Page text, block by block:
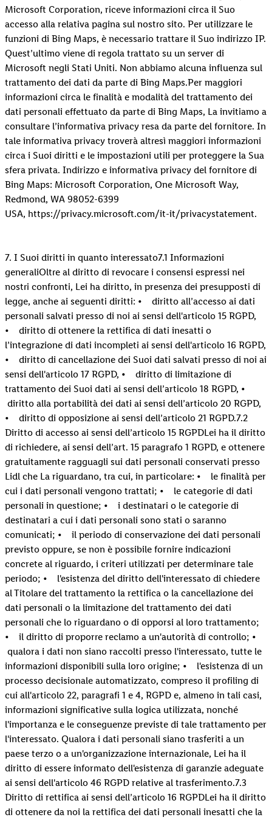
Microsoft Corporation, riceve informazioni circa il Suo
accesso alla relativa pagina sul nostro sito. Per utilizzare le
funzioni di Bing Maps, è necessario trattare il Suo indirizzo IP.
Quest’ultimo viene di regola trattato su un server di
Microsoft negli Stati Uniti. Non abbiamo alcuna influenza sul
trattamento dei dati da parte di Bing Maps.Per maggiori
informazioni circa le finalità e modalità del trattamento dei
dati personali effettuato da parte di Bing Maps, La invitiamo a
consultare l’informativa privacy resa da parte del fornitore. In
tale informativa privacy troverà altresì maggiori informazioni
circa i Suoi diritti e le impostazioni utili per proteggere la Sua
sfera privata. Indirizzo e informativa privacy del fornitore di
Bing Maps: Microsoft Corporation, One Microsoft Way,
Redmond, WA 98052-6399
USA, https://privacy.microsoft.com/it-it/privacystatement.
7. I Suoi diritti in quanto interessato7.1 Informazioni
generaliOltre al diritto di revocare i consensi espressi nei
nostri confronti, Lei ha diritto, in presenza dei presupposti di
legge, anche ai seguenti diritti: • diritto all’accesso ai dati
personali salvati presso di noi ai sensi dell'articolo 15 RGPD,
• diritto di ottenere la rettifica di dati inesatti o
l’integrazione di dati incompleti ai sensi dell'articolo 16 RGPD,
• diritto di cancellazione dei Suoi dati salvati presso di noi ai
sensi dell'articolo 17 RGPD, • diritto di limitazione di
trattamento dei Suoi dati ai sensi dell’articolo 18 RGPD, •
diritto alla portabilità dei dati ai sensi dell’articolo 20 RGPD,
• diritto di opposizione ai sensi dell’articolo 21 RGPD.7.2
Diritto di accesso ai sensi dell’articolo 15 RGPDLei ha il diritto
di richiedere, ai sensi dell’art. 15 paragrafo 1 RGPD, e ottenere
gratuitamente ragguagli sui dati personali conservati presso
Lidl che La riguardano, tra cui, in particolare: • le finalità per
cui i dati personali vengono trattati; • le categorie di dati
personali in questione; • i destinatari o le categorie di
destinatari a cui i dati personali sono stati o saranno
comunicati; • il periodo di conservazione dei dati personali
previsto oppure, se non è possibile fornire indicazioni
concrete al riguardo, i criteri utilizzati per determinare tale
periodo; • l'esistenza del diritto dell'interessato di chiedere
al Titolare del trattamento la rettifica o la cancellazione dei
dati personali o la limitazione del trattamento dei dati
personali che lo riguardano o di opporsi al loro trattamento;
• il diritto di proporre reclamo a un'autorità di controllo; •
qualora i dati non siano raccolti presso l'interessato, tutte le
informazioni disponibili sulla loro origine; • l'esistenza di un
processo decisionale automatizzato, compreso il profiling di
cui all'articolo 22, paragrafi 1 e 4, RGPD e, almeno in tali casi,
informazioni significative sulla logica utilizzata, nonché
l'importanza e le conseguenze previste di tale trattamento per
l'interessato. Qualora i dati personali siano trasferiti a un
paese terzo o a un'organizzazione internazionale, Lei ha il
diritto di essere informato dell'esistenza di garanzie adeguate
ai sensi dell'articolo 46 RGPD relative al trasferimento.7.3
Diritto di rettifica ai sensi dell’articolo 16 RGPDLei ha il diritto
di ottenere da noi la rettifica dei dati personali inesatti che la